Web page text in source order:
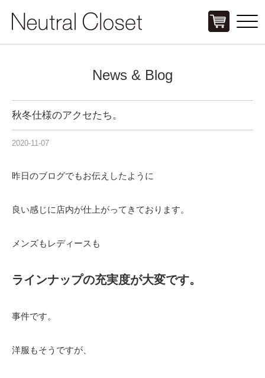
Click
News & Blog
秋冬仕様のアクセたち。
2020-11-07
昨日のブログでもお伝えしたように
良い感じに店内が仕上がってきております。
メンズもレディースも
ラインナップの充実度が大変です。
事件です。
洋服もそうですが、